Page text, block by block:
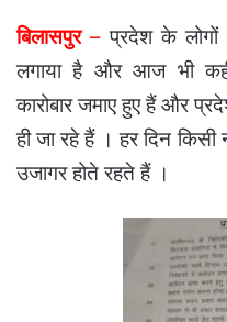
बिलासपुर–प्रदेश के लोगों
लगाया है और आज भी
कारोबार जमाए हुए हैं और
ही जा रहे हैं । हर दिन
उजागर होते रहते हैं ।